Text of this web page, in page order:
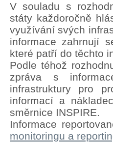
V souladu s
státy každoročně
využívání svých
informace zahrnují
které patří do těchto
Podle téhož
zpráva s
infrastruktury pro
informací a
směrnice INSPIRE.
Informace
monitoringu a